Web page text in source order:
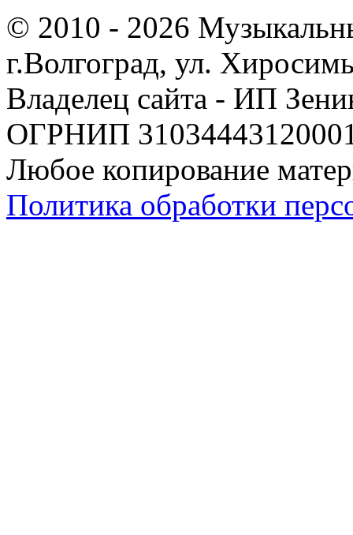
© 2010 - 2026
г.Волгоград, ул.
Владелец сайта - ИП
ОГРНИП
Любое копирование
Политика обработки